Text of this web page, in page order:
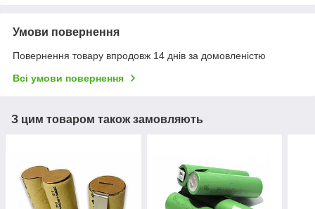
Умови повернення
Повернення товару впродовж 14 днів за домовленістю
Всі умови повернення
З цим товаром також замовляють